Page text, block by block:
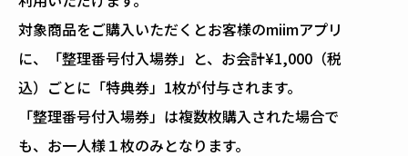
対象商品をご購入いただくとお客様のmiimアプリ
に、「整理番号付入場券」と、お会計¥1,000（税
込）ごとに「特典券」1枚が付与されます。
「整理番号付入場券」は複数枚購入された場合で
も、お一人様１枚のみとなります。